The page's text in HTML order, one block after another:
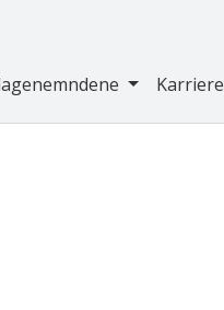
Karriere